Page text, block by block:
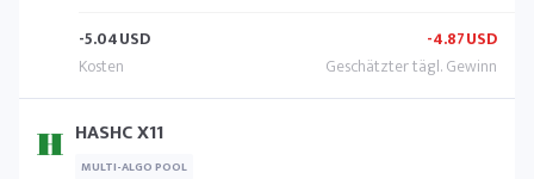
-5.04USD -4.87USD
HASHC X11
MULTI-ALGO POOL